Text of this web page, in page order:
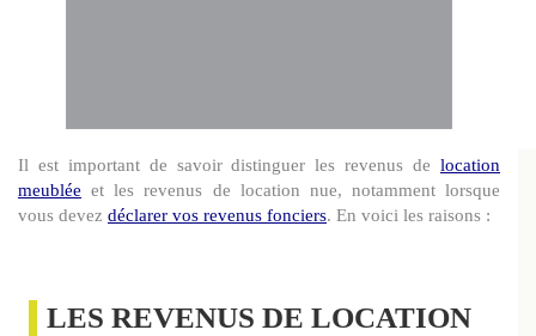
Il est important de savoir distinguer les revenus de location
meublée et les revenus de location nue, notamment lorsque
vous devez déclarer vos revenus fonciers. En voici les raisons :
LES REVENUS DE LOCATION